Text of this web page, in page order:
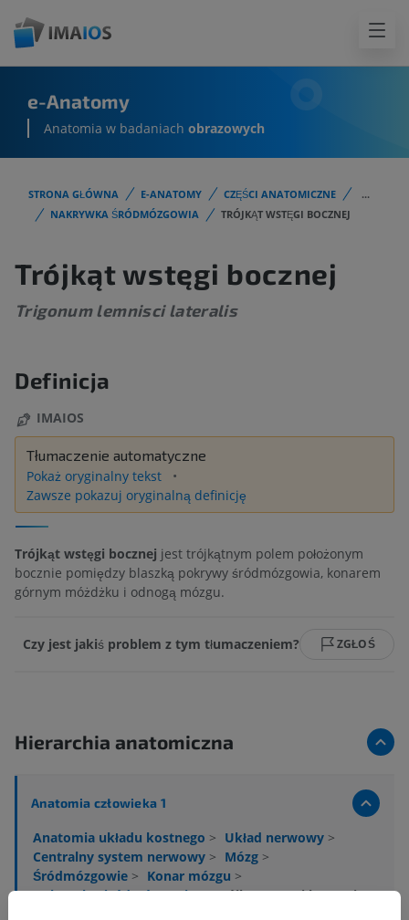
e-Anatomy
Anatomia w badaniach obrazowych
STRONA GŁÓWNA E-ANATOMY CZĘŚCI ANATOMICZNE
...
NAKRYWKA ŚRÓDMÓZGOWIA
TRÓJKĄT WSTĘGI BOCZNEJ
Trójkąt wstęgi bocznej
Trigonum lemnisci lateralis
Definicja
IMAIOS
Tłumaczenie automatyczne
Pokaż oryginalny tekst
Zawsze pokazuj oryginalną definicję
Trójkąt wstęgi bocznej jest trójkątnym polem położonym
bocznie pomiędzy blaszką pokrywy śródmózgowia, konarem
górnym móżdżku i odnogą mózgu.
Czy jest jakiś problem z tym tłumaczeniem? ZGŁOŚ
Hierarchia anatomiczna
Anatomia człowieka 1
Anatomia układu kostnego > Układ nerwowy >
Centralny system nerwowy > Mózg >
Śródmózgowie > Konar mózgu >
Nakrywka śródmózgowia> Trójkąt wstęgi bocznej